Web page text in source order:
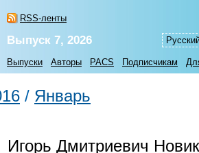
RSS-ленты
Выпуск 7, 2026
Выпуски Авторы PACS Подписчикам
/ Январь
Игорь Дмитриевич